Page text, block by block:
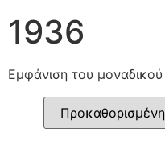
1936
Εμφάνιση του